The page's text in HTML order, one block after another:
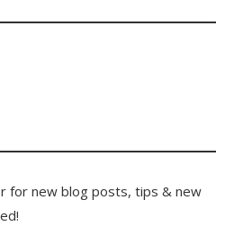
for new blog posts, tips & new